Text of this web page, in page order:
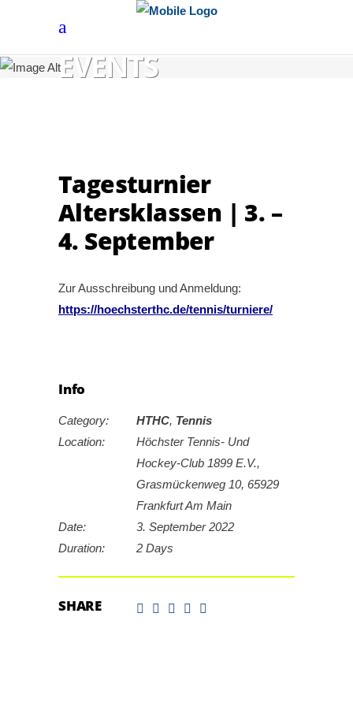
EVENTS
Tagesturnier
Altersklassen | 3. –
4. September
Zur Ausschreibung und Anmeldung:
https://hoechsterthc.de/tennis/turniere/
Info
Category: HTHC, Tennis
Location:
Höchster Tennis- Und
Hockey-Club 1899 E.V.,
Grasmückenweg 10, 65929
Frankfurt Am Main
Date:
3. September 2022
Duration:
2 Days
SHARE